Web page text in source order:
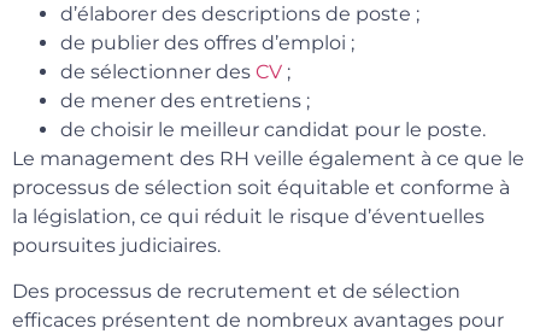
d’élaborer des descriptions de poste ;
de publier des offres d’emploi ;
de sélectionner des CV ;
de mener des entretiens ;
de choisir le meilleur candidat pour le poste.
Le management des RH veille également à ce que le
processus de sélection soit équitable et conforme à
la législation, ce qui réduit le risque d’éventuelles
poursuites judiciaires.
Des processus de recrutement et de sélection
efficaces présentent de nombreux avantages pour